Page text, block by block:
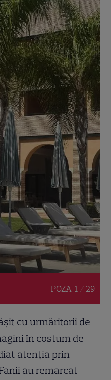
POZA 1 / 29
cu urmăritorii de
în costum de
atenția prin
au remarcat